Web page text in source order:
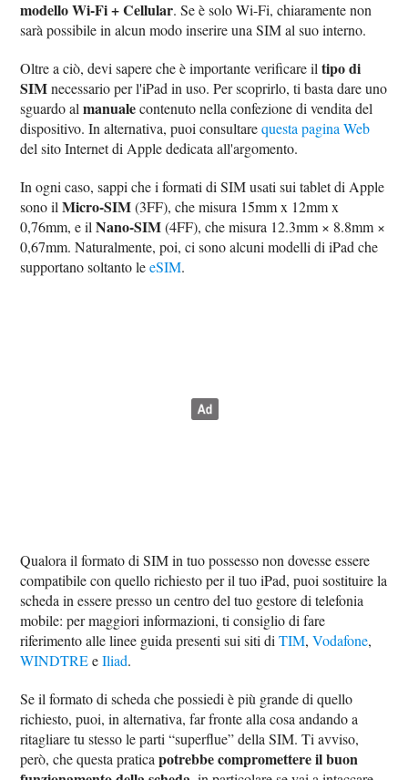
modello Wi-Fi + Cellular. Se è solo Wi-Fi, chiaramente non
sarà possibile in alcun modo inserire una SIM al suo interno.
Oltre a ciò, devi sapere che è importante verificare iltipo di
SIMnecessario per l'iPad in uso. Per scoprirlo, ti basta dare uno
sguardo almanualecontenuto nella confezione di vendita del
dispositivo. In alternativa, puoi consultarequesta pagina Web
del sito Internet di Apple dedicata all'argomento.
In ogni caso, sappi che i formati di SIM usati sui tablet di Apple
sono ilMicro-SIM(3FF), che misura 15mm x 12mm x
0,76mm, e ilNano-SIM(4FF), che misura 12.3mm × 8.8mm ×
0,67mm. Naturalmente, poi, ci sono alcuni modelli di iPad che
supportano soltanto leeSIM.
Qualora il formato di SIM in tuo possesso non dovesse essere
compatibile con quello richiesto per il tuo iPad, puoi sostituire la
scheda in essere presso un centro del tuo gestore di telefonia
mobile: per maggiori informazioni, ti consiglio di fare
riferimento alle linee guida presenti sui siti diTIM,Vodafone,
WINDTREeIliad.
Se il formato di scheda che possiedi è più grande di quello
richiesto, puoi, in alternativa, far fronte alla cosa andando a
ritagliare tu stesso le parti “superflue” della SIM. Ti avviso,
però, che questa praticapotrebbe compromettere il buon